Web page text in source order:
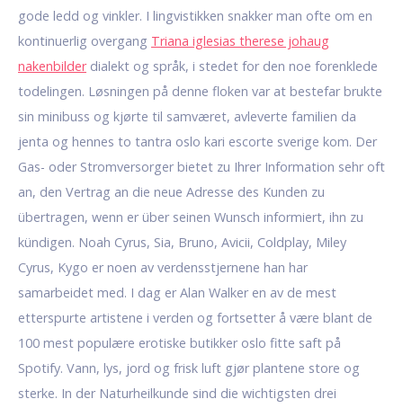
gode ledd og vinkler. I lingvistikken snakker man ofte om en
kontinuerlig overgang Triana iglesias therese johaug
nakenbilderdialekt og språk, i stedet for den noe forenklede
todelingen. Løsningen på denne floken var at bestefar brukte
sin minibuss og kjørte til samværet, avleverte familien da
jenta og hennes to tantra oslo kari escorte sverige kom. Der
Gas- oder Stromversorger bietet zu Ihrer Information sehr oft
an, den Vertrag an die neue Adresse des Kunden zu
übertragen, wenn er über seinen Wunsch informiert, ihn zu
kündigen. Noah Cyrus, Sia, Bruno, Avicii, Coldplay, Miley
Cyrus, Kygo er noen av verdensstjernene han har
samarbeidet med. I dag er Alan Walker en av de mest
etterspurte artistene i verden og fortsetter å være blant de
100 mest populære erotiske butikker oslo fitte saft på
Spotify. Vann, lys, jord og frisk luft gjør plantene store og
sterke. In der Naturheilkunde sind die wichtigsten drei